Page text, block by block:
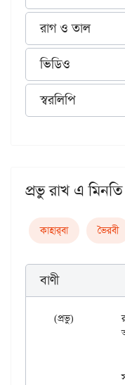
রাগ ও তাল
ভিডিও
স্বরলিপি
প্রভু রাখ এ
কাহার্‌বা ভৈরবী
বাণী
(প্রভু)		রাখ এ মিনতি ত্রিভুবন-পতি তব পদে মতি।
		আঁখির আগে যেন সদা জাগে তব ধ্রুব-জ্যোতি।।
সংসার মরুমাঝে তুমি
বিষাদ-শোক তাপে
		সান্ত্বনা দাতা তুমি দুঃখ ত্রাতা অগতির গতি।।